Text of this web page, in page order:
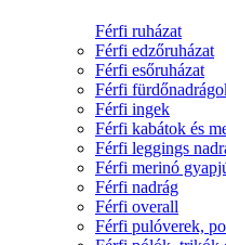
Férfi ruházat
Férfi edzőruházat
Férfi esőruházat
Férfi
Férfi ingek
Férfi kabátok és
Férfi leggings
Férfi merinó
Férfi nadrág
Férfi overall
Férfi pulóverek,